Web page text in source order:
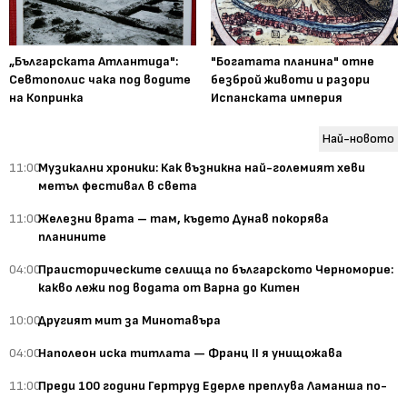
„Българската Атлантида":
Севтополис чака под водите
на Копринка
"Богатата планина" отне
безброй животи и разори
Испанската империя
Най-новото
11:00Музикални хроники: Как възникна най-големият хеви
метъл фестивал в света
11:00Железни врата – там, където Дунав покорява
планините
04:00Праисторическите селища по българското Черноморие:
какво лежи под водата от Варна до Китен
10:00Другият мит за Минотавъра
04:00Наполеон иска титлата — Франц II я унищожава
11:00Преди 100 години Гертруд Едерле преплува Ламанша по-